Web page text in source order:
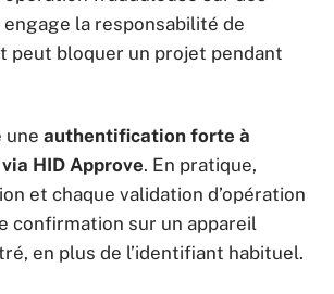
la responsabilité de
peut bloquer un projet pendant
une authentification forte à
HID Approve. En pratique,
et chaque validation d’opération
confirmation sur un appareil
en plus de l’identifiant habituel.